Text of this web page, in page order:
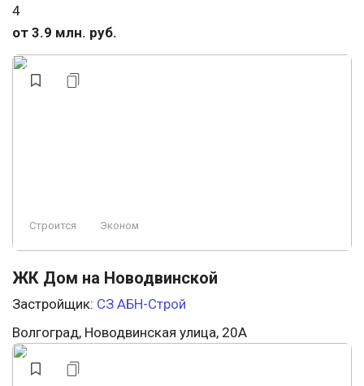
4
от 3.9 млн. руб.
Строится Эконом
ЖК Дом на Новодвинской
Застройщик: СЗ АБН-Строй
Волгоград, Новодвинская улица, 20А